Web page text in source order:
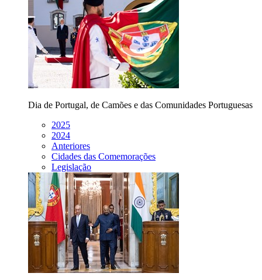
Dia de Portugal, de Camões e das Comunidades Portuguesas
2025
2024
Anteriores
Cidades das Comemorações
Legislação